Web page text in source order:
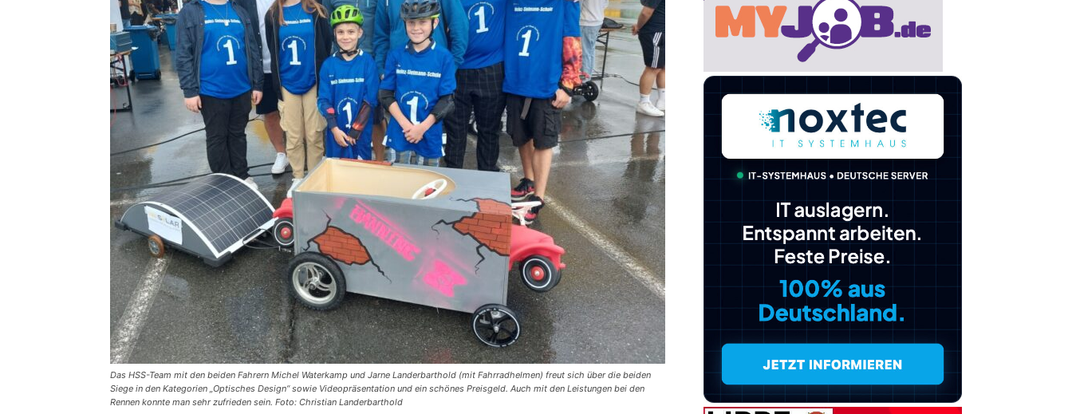
Das HSS-Team mit den beiden Fahrern Michel Waterkamp und Jarne Landerbarthold (mit Fahrradhelmen) freut sich über die beiden
Siege in den Kategorien „Optisches Design“ sowie Videopräsentation und ein schönes Preisgeld. Auch mit den Leistungen bei den
Rennen konnte man sehr zufrieden sein. Foto: Christian Landerbarthold